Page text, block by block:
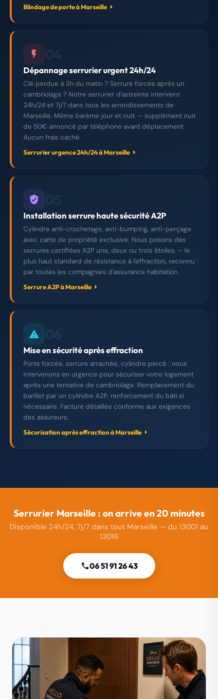
Blindage de porte à Marseille
Dépannage serrurier urgent 24h/24
Clé perdue à 3h du matin ? Serrure forcée après un
cambriolage ? Notre serrurier d'astreinte intervient
24h/24 et 7j/7 dans tous les arrondissements de
Marseille. Même barème jour et nuit — supplément nuit
de 50€ annoncé par téléphone avant déplacement.
Aucun frais caché.
Serrurier urgence 24h/24 à Marseille
Installation serrure haute sécurité A2P
Cylindre anti-crochetage, anti-bumping, anti-perçage
avec carte de propriété exclusive. Nous posons des
serrures certifiées A2P une, deux ou trois étoiles — le
plus haut standard de résistance à l'effraction, reconnu
par toutes les compagnies d'assurance habitation.
Serrure A2P à Marseille
Mise en sécurité après effraction
Porte forcée, serrure arrachée, cylindre percé : nous
intervenons en urgence pour sécuriser votre logement
après une tentative de cambriolage. Remplacement du
barillet par un cylindre A2P, renforcement du bâti si
nécessaire. Facture détaillée conforme aux exigences
des assureurs.
Sécurisation après effraction à Marseille
Serrurier Marseille : on arrive en 20 minutes
Disponible 24h/24, 7j/7 dans tout Marseille — du 13001 au
13016
06 51 91 26 43